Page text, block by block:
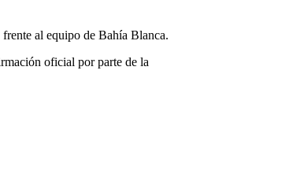
al equipo de Bahía Blanca.
oficial por parte de la